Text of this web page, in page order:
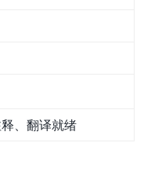
、翻译就绪